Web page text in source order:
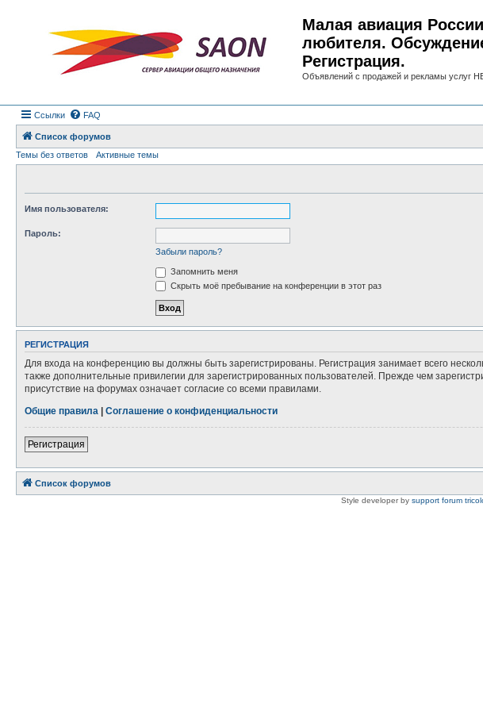
Малая авиация
любителя.
Регистрация.
Объявлений с продажей и рекламы услуг
Ссылки FAQ
Список форумов
Темы без ответов
Активные темы
Имя пользователя:
Пароль:
Забыли пароль?
Запомнить меня
Скрыть моё пребывание на конференции в этот раз
РЕГИСТРАЦИЯ
Для входа на конференцию вы должны быть зарегистрированы. Регистрация занимает всего
также дополнительные привилегии для зарегистрированных пользователей. Прежде чем
присутствие на форумах означает согласие со всеми правилами.
Общие правила | Соглашение о конфиденциальности
Регистрация
Список форумов
Style developer by support forum